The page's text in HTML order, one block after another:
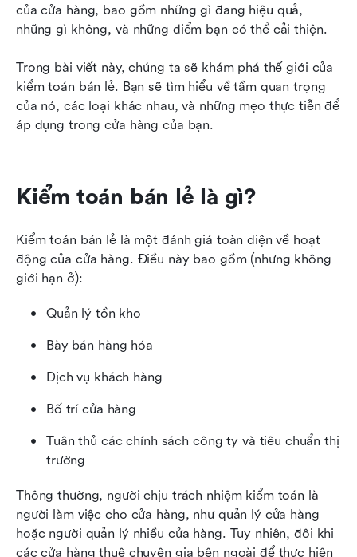
của cửa hàng, bao gồm những gì đang hiệu quả,
những gì không, và những điểm bạn có thể cải thiện.
Trong bài viết này, chúng ta sẽ khám phá thế giới của
kiểm toán bán lẻ. Bạn sẽ tìm hiểu về tầm quan trọng
của nó, các loại khác nhau, và những mẹo thực tiễn để
áp dụng trong cửa hàng của bạn.
Kiểm toán bán lẻ là gì?
Kiểm toán bán lẻ là một đánh giá toàn diện về hoạt
động của cửa hàng. Điều này bao gồm (nhưng không
giới hạn ở):
Quản lý tồn kho
Bày bán hàng hóa
Dịch vụ khách hàng
Bố trí cửa hàng
Tuân thủ các chính sách công ty và tiêu chuẩn thị
trường
Thông thường, người chịu trách nhiệm kiểm toán là
người làm việc cho cửa hàng, như quản lý cửa hàng
hoặc người quản lý nhiều cửa hàng. Tuy nhiên, đôi khi
các cửa hàng thuê chuyên gia bên ngoài để thực hiện